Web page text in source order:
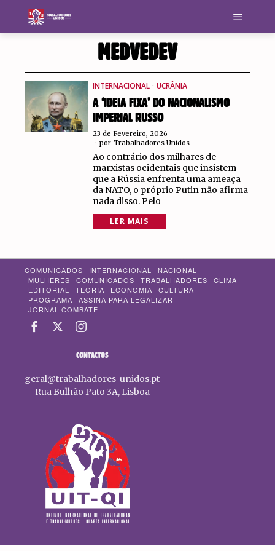
MEDVEDEV
INTERNACIONAL · UCRÂNIA
A ‘IDEIA FIXA’ DO NACIONALISMO
IMPERIAL RUSSO
23 de Fevereiro, 2026
por Trabalhadores Unidos
Ao contrário dos milhares de
marxistas ocidentais que insistem
que a Rússia enfrenta uma ameaça
da NATO, o próprio Putin não afirma
nada disso. Pelo
LER MAIS
COMUNICADOS INTERNACIONAL
NACIONAL
MULHERES
COMUNICADOS TRABALHADORES
CLIMA
EDITORIAL
TEORIA ECONOMIA
CULTURA
PROGRAMA
ASSINA PARA LEGALIZAR
JORNAL COMBATE
CONTACTOS
geral@trabalhadores-unidos.pt
Rua Bulhão Pato 3A, Lisboa